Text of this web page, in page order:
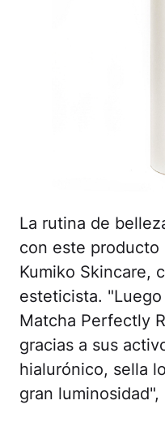
La rutina de
con este producto
Kumiko Skincare,
esteticista.
Matcha Perfectly
gracias a sus
hialurónico, sella
gran luminosidad",